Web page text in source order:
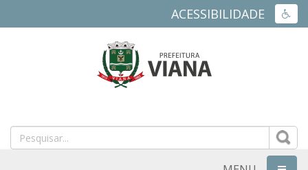
ACESSIBILIDADE
MUNICIPAL
DE